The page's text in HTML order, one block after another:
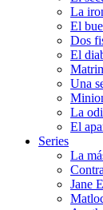
La
El
Dos
El
Una
La
El
Series
La
Jane